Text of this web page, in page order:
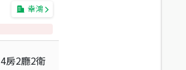
幸鴻
4房2廳2衛